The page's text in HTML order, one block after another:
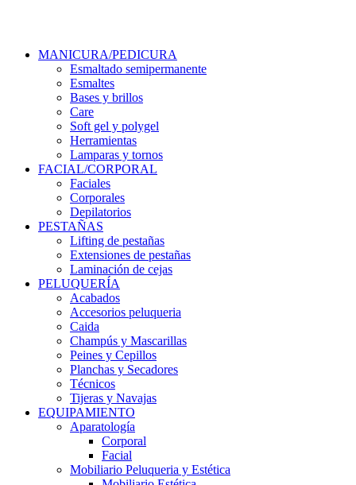
MANICURA/PEDICURA
Esmaltado semipermanente
Esmaltes
Bases y brillos
Care
Soft gel y polygel
Herramientas
Lamparas y tornos
FACIAL/CORPORAL
Faciales
Corporales
Depilatorios
PESTAÑAS
Lifting de pestañas
Extensiones de pestañas
Laminación de cejas
PELUQUERÍA
Acabados
Accesorios peluqueria
Caida
Champús y Mascarillas
Peines y Cepillos
Planchas y Secadores
Técnicos
Tijeras y Navajas
EQUIPAMIENTO
Aparatología
Corporal
Facial
Mobiliario Peluqueria y Estética